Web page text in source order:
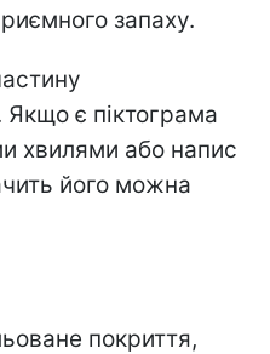
запаху.
Якщо є піктограма
хвилями або напис
його можна
покриття,